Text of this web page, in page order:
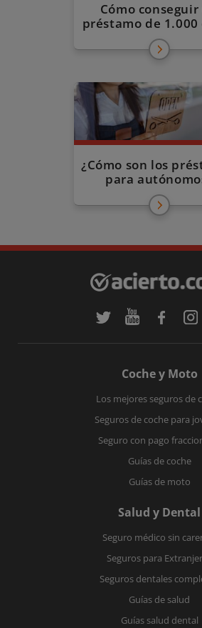
Cómo conseguir
préstamo de 1.000
¿Cómo son los
para
Coche y Moto
Los mejores seguros de
Seguros de coche para
Seguro con pago
Guías de coche
Guías de moto
Salud y Dental
Seguro médico sin
Seguros para
Seguros dentales
Guías de salud
Guías salud dental